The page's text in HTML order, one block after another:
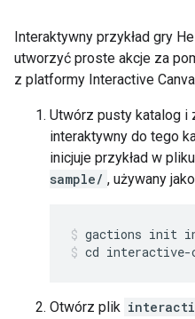
Interaktywny przykład gry
utworzyć proste akcje za
z platformy Interactive
Utwórz pusty katalog i
interaktywny do tego
inicjuje przykład w pliku
sample/ , używany
gactions init
cd interactive-
Otwórz plik